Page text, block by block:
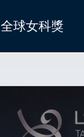
全球女科獎